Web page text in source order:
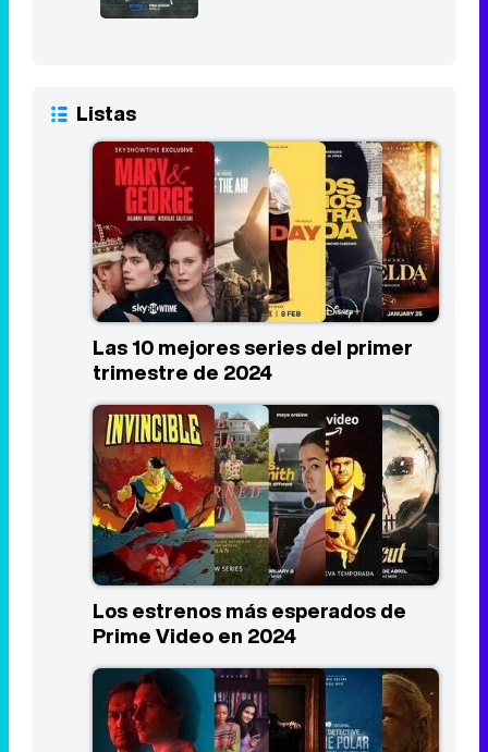
Listas
Las 10 mejores series del primer
trimestre de 2024
Los estrenos más esperados de
Prime Video en 2024